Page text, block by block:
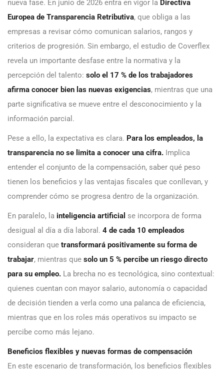
nueva fase. En junio de 2026 entra en vigor la Directiva
Europea de Transparencia Retributiva, que obliga a las
empresas a revisar cómo comunican salarios, rangos y
criterios de progresión. Sin embargo, el estudio de Coverflex
revela un importante desfase entre la normativa y la
percepción del talento: solo el 17 % de los trabajadores
afirma conocer bien las nuevas exigencias, mientras que una
parte significativa se mueve entre el desconocimiento y la
información parcial.
Pese a ello, la expectativa es clara. Para los empleados, la
transparencia no se limita a conocer una cifra. Implica
entender el conjunto de la compensación, saber qué peso
tienen los beneficios y las ventajas fiscales que conllevan, y
comprender cómo se progresa dentro de la organización.
En paralelo, la inteligencia artificial se incorpora de forma
desigual al día a día laboral. 4 de cada 10 empleados
consideran que transformará positivamente su forma de
trabajar, mientras que solo un 5 % percibe un riesgo directo
para su empleo. La brecha no es tecnológica, sino contextual:
quienes cuentan con mayor salario, autonomía o capacidad
de decisión tienden a verla como una palanca de eficiencia,
mientras que en los roles más operativos su impacto se
percibe como más lejano.
Beneficios flexibles y nuevas formas de compensación
En este escenario de transformación, los beneficios flexibles